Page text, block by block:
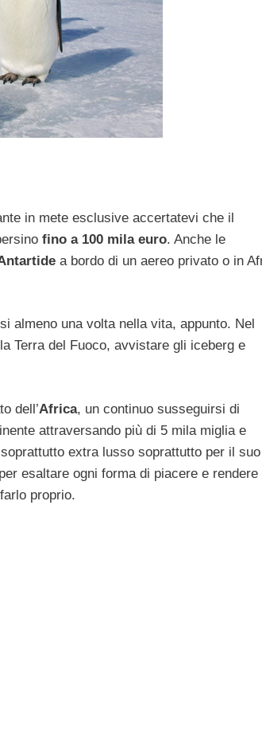
in mete esclusive accertatevi che il
fino a 100 mila euro. Anche le
a bordo di un aereo privato o in
almeno una volta nella vita, appunto. Nel
Terra del Fuoco, avvistare gli iceberg e
dell’Africa, un continuo susseguirsi di
attraversando più di 5 mila miglia e
extra lusso soprattutto per il suo
esaltare ogni forma di piacere e rendere
proprio.